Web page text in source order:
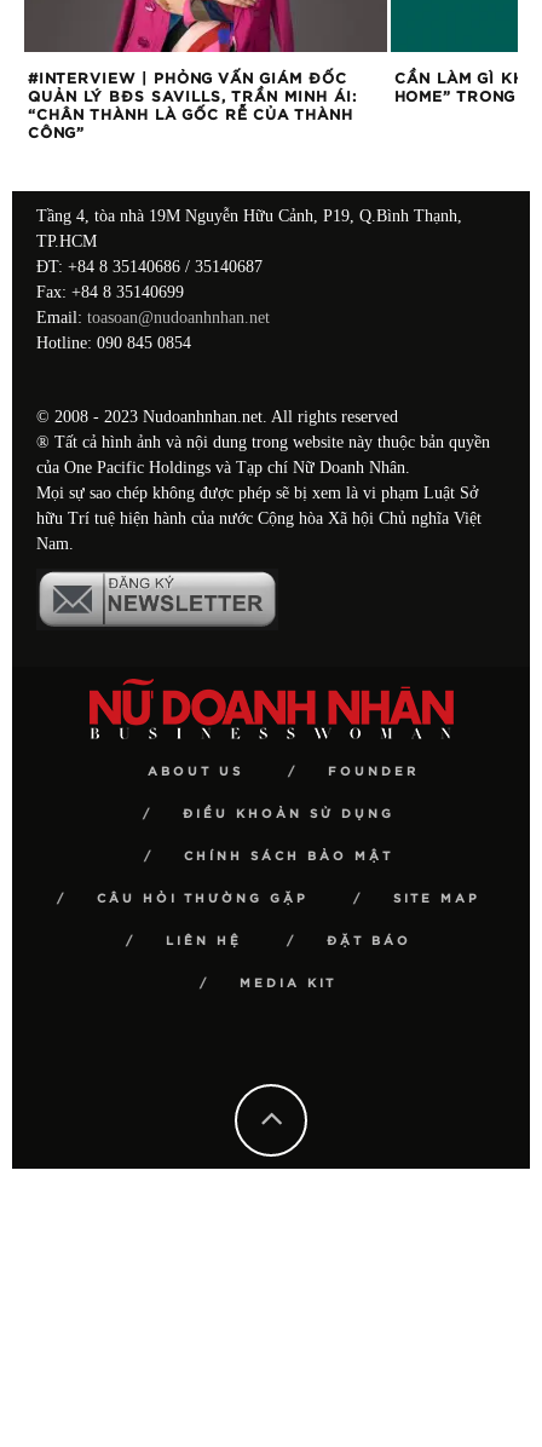
#INTERVIEW | PHỎNG VẤN GIÁM ĐỐC
QUẢN LÝ BĐS SAVILLS, TRẦN MINH ÁI:
“CHÂN THÀNH LÀ GỐC RỄ CỦA THÀNH
CÔNG”
CẦN LÀM GÌ KHI
HOME” TRONG
Tầng 4, tòa nhà 19M Nguyễn Hữu Cảnh, P19, Q.Bình Thạnh,
TP.HCM
ĐT: +84 8 35140686 / 35140687
Fax: +84 8 35140699
Email: toasoan@nudoanhnhan.net
Hotline: 090 845 0854
© 2008 - 2023 Nudoanhnhan.net. All rights reserved
® Tất cả hình ảnh và nội dung trong website này thuộc bản quyền
của One Pacific Holdings và Tạp chí Nữ Doanh Nhân.
Mọi sự sao chép không được phép sẽ bị xem là vi phạm Luật Sở
hữu Trí tuệ hiện hành của nước Cộng hòa Xã hội Chủ nghĩa Việt
Nam.
ABOUT US FOUNDER
ĐIỀU KHOẢN SỬ DỤNG
CHÍNH SÁCH BẢO MẬT
CÂU HỎI THƯỜNG GẶP SITE MAP
LIÊN HỆ ĐẶT BÁO
MEDIA KIT